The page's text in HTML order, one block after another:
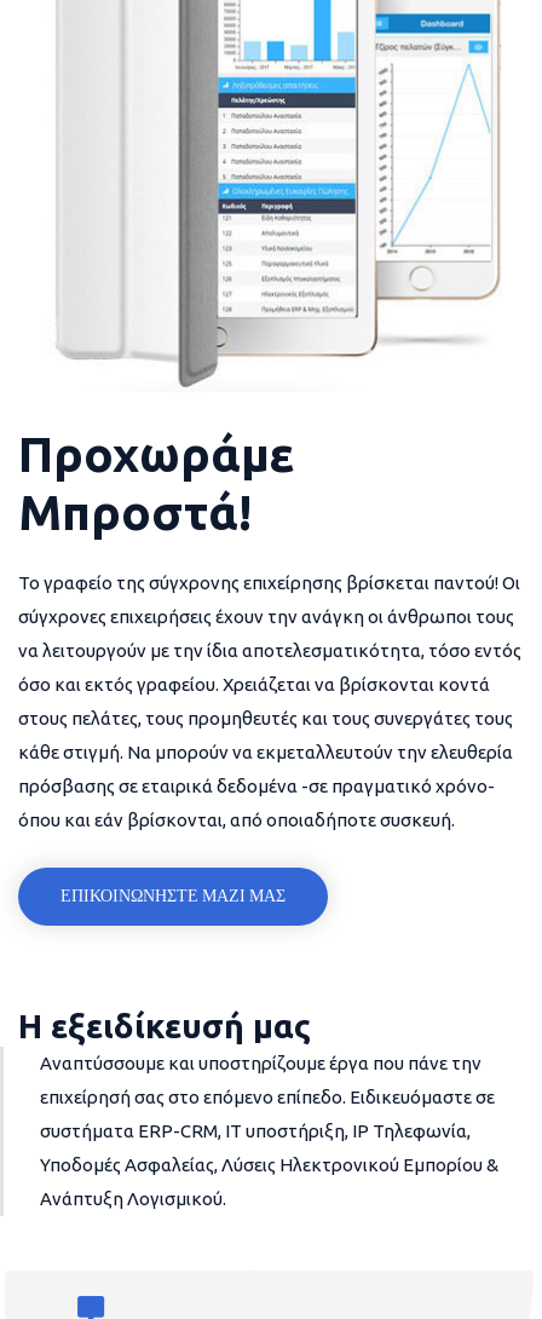
Προχωράμε
Μπροστά!
Το γραφείο της σύγχρονης επιχείρησης βρίσκεται παντού! Οι
σύγχρονες επιχειρήσεις έχουν την ανάγκη οι άνθρωποι τους
να λειτουργούν με την ίδια αποτελεσματικότητα, τόσο εντός
όσο και εκτός γραφείου. Χρειάζεται να βρίσκονται κοντά
στους πελάτες, τους προμηθευτές και τους συνεργάτες τους
κάθε στιγμή. Να μπορούν να εκμεταλλευτούν την ελευθερία
πρόσβασης σε εταιρικά δεδομένα -σε πραγματικό χρόνο-
όπου και εάν βρίσκονται, από οποιαδήποτε συσκευή.
ΕΠΙΚΟΙΝΩΝΗΣΤΕ ΜΑΖΙ ΜΑΣ
Η εξειδίκευσή μας
Αναπτύσσουμε και υποστηρίζουμε έργα που πάνε την
επιχείρησή σας στο επόμενο επίπεδο. Ειδικευόμαστε σε
συστήματα ERP-CRM, IT υποστήριξη, IP Τηλεφωνία,
Υποδομές Ασφαλείας, Λύσεις Ηλεκτρονικού Εμπορίου &
Ανάπτυξη Λογισμικού.